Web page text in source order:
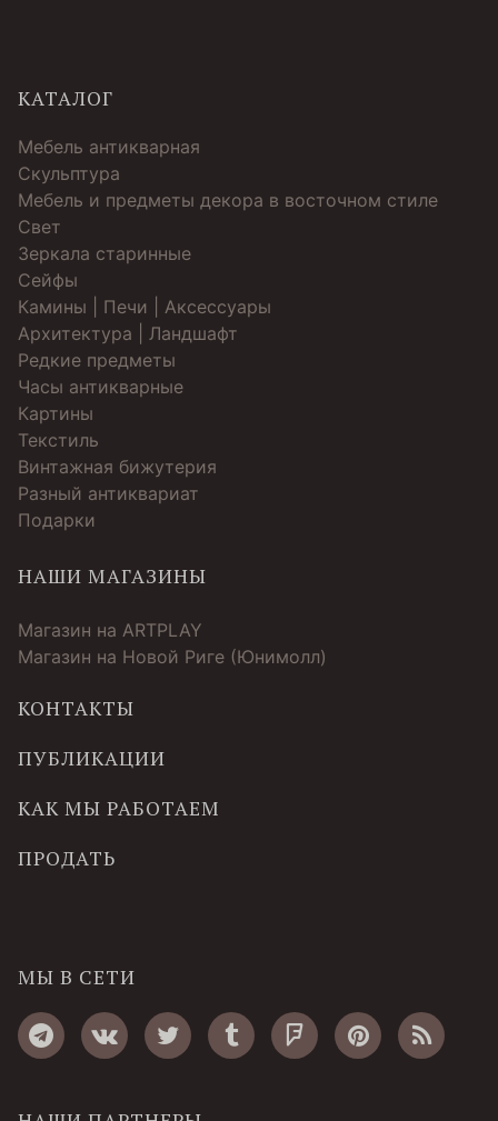
КАТАЛОГ
Мебель антикварная
Скульптура
Мебель и предметы декора в восточном стиле
Свет
Зеркала старинные
Cейфы
Камины | Печи | Аксессуары
Архитектура | Ландшафт
Редкие предметы
Часы антикварные
Картины
Текстиль
Винтажная бижутерия
Разный антиквариат
Подарки
НАШИ МАГАЗИНЫ
Магазин на ARTPLAY
Магазин на Новой Риге (Юнимолл)
КОНТАКТЫ
ПУБЛИКАЦИИ
КАК МЫ РАБОТАЕМ
ПРОДАТЬ
МЫ В СЕТИ